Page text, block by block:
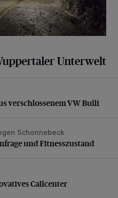
Unterwelt
verschlossenem VW Bulli
verschlossenem VW Bulli
und Fitnesszustand
Schonnebeck
und Fitnesszustand
Callcenter
Callcenter